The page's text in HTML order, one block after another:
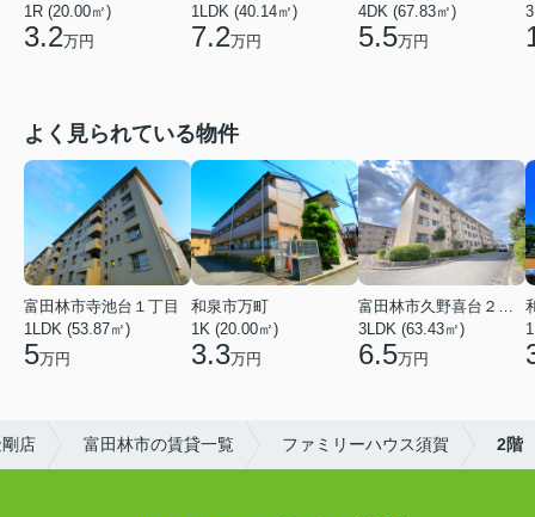
1R (20.00㎡)
3.2万円
1LDK (40.14㎡)
7.2万円
4DK (67.83㎡)
5.5万円
よく見られている物件
富田林市寺池台１丁目
1LDK (53.87㎡)
5万円
和泉市万町
1K (20.00㎡)
3.3万円
3LDK (63.43㎡)
6.5万円
店 富田林市の賃貸一覧 ファミリーハウス須賀 2階